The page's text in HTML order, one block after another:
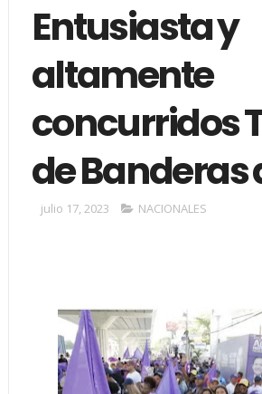
Entusiasta y
altamente
concurridos
de Banderas
julio 17, 2023 NACIONALES